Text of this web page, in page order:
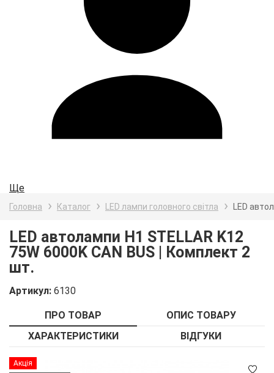
Ще
Головна Каталог LED лампи головного світла LED
LED автолампи H1 STELLAR K12
75W 6000K CAN BUS | Комплект 2
шт.
Артикул: 6130
ПРО ТОВАР
ОПИС ТОВАРУ
ХАРАКТЕРИСТИКИ
ВІДГУКИ
Детальніше
Акція